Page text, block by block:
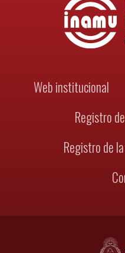
Web institucional
Registro
Registro de